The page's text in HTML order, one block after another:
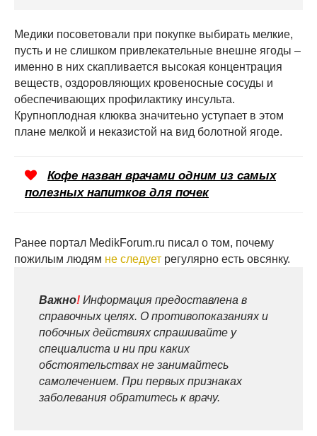
Медики посоветовали при покупке выбирать мелкие,
пусть и не слишком привлекательные внешне ягоды –
именно в них скапливается высокая концентрация
веществ, оздоровляющих кровеносные сосуды и
обеспечивающих профилактику инсульта.
Крупноплодная клюква значитеьно уступает в этом
плане мелкой и неказистой на вид болотной ягоде.
Кофе назван врачами одним из самых
полезных напитков для почек
Ранее портал MedikForum.ru писал о том, почему
пожилым людям не следует регулярно есть овсянку.
Важно! Информация предоставлена в
справочных целях. О противопоказаниях и
побочных действиях спрашивайте у
специалиста и ни при каких
обстоятельствах не занимайтесь
самолечением. При первых признаках
заболевания обратитесь к врачу.